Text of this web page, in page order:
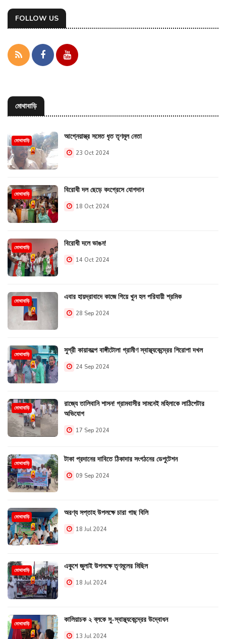
FOLLOW US
মোথাবাড়ি
মোথাবাড়ি আগ্নেয়াস্ত্র সমেত ধৃত তৃণমূল নেতা
23 Oct 2024
মোথাবাড়ি বিরোধী দল ছেড়ে কংগ্রেসে যোগদান
18 Oct 2024
মোথাবাড়ি বিরোধী দলে ভাঙন!
14 Oct 2024
মোথাবাড়ি এবার হায়দ্রাবাদে কাজে গিয়ে খুন হল পরিযায়ী শ্রমিক
28 Sep 2024
মোথাবাড়ি সুশ্রী কায়াকল্পে বাঙ্গীটোলা গ্রামীণ স্বাস্থ্যকেন্দ্রের শিরোপা দখল
24 Sep 2024
মোথাবাড়ি
রাজ্যে তালিবানি শাসন! গ্রামবাসীর সামনেই মহিলাকে লাঠিপেটার
অভিযোগ
17 Sep 2024
মোথাবাড়ি টাকা প্রদানের দাবিতে ঠিকাদার সংগঠনের ডেপুটেশন
09 Sep 2024
মোথাবাড়ি অরণ্য সপ্তাহ উপলক্ষে চারা গাছ বিলি
18 Jul 2024
মোথাবাড়ি একুশে জুলাই উপলক্ষে তৃণমূলের মিছিল
18 Jul 2024
মোথাবাড়ি কালিয়াচক ২ ব্লকে সু-স্বাস্থ্যকেন্দ্রের উদ্বোধন
13 Jul 2024